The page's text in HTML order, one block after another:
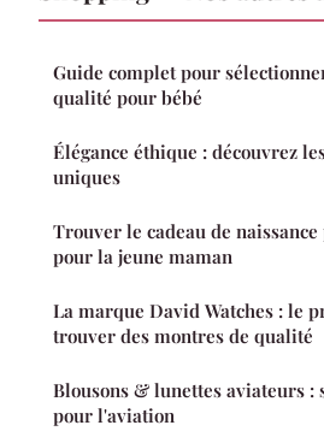
Guide complet pour
qualité pour bébé
Élégance éthique : découvrez
uniques
Trouver le cadeau de
pour la jeune maman
La marque David Watches : le
trouver des montres de qualité
Blousons & lunettes aviateurs :
pour l'aviation